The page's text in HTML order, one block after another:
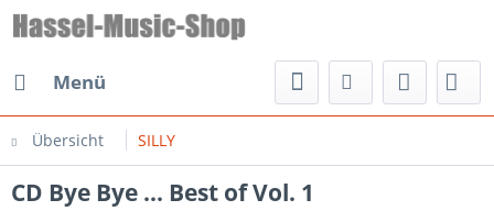
Menü
Übersicht SILLY
CD Bye Bye ... Best of Vol. 1